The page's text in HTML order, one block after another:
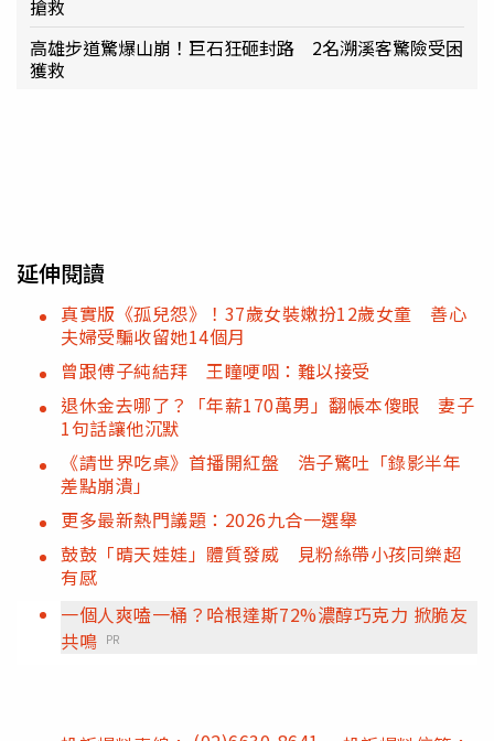
搶救
高雄步道驚爆山崩！巨石狂砸封路 2名溯溪客驚險受困
獲救
延伸閱讀
真實版《孤兒怨》！37歲女裝嫩扮12歲女童 善心
夫婦受騙收留她14個月
曾跟傅子純結拜 王瞳哽咽：難以接受
退休金去哪了？「年薪170萬男」翻帳本傻眼 妻子
1句話讓他沉默
《請世界吃桌》首播開紅盤 浩子驚吐「錄影半年
差點崩潰」
更多最新熱門議題：2026九合一選舉
鼓鼓「晴天娃娃」體質發威 見粉絲帶小孩同樂超
有感
一個人爽嗑一桶？哈根達斯72%濃醇巧克力 掀脆友
共鳴 PR